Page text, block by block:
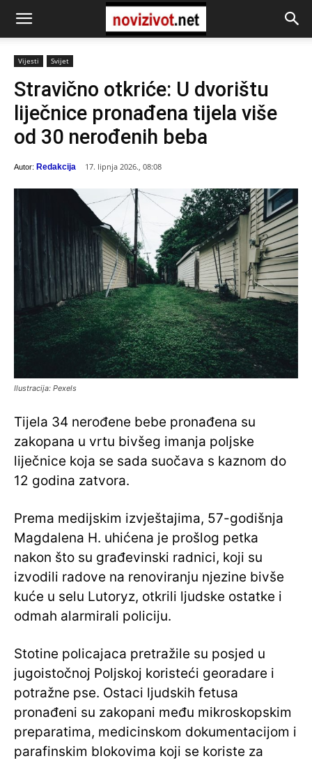
Vijesti Svijet
Stravično otkriće: U dvorištu
liječnice pronađena tijela više
od 30 nerođenih beba
Autor: Redakcija 17. lipnja 2026., 08:08
Ilustracija: Pexels
Tijela 34 nerođene bebe pronađena su
zakopana u vrtu bivšeg imanja poljske
liječnice koja se sada suočava s kaznom do
12 godina zatvora.
Prema medijskim izvještajima, 57-godišnja
Magdalena H. uhićena je prošlog petka
nakon što su građevinski radnici, koji su
izvodili radove na renoviranju njezine bivše
kuće u selu Lutoryz, otkrili ljudske ostatke i
odmah alarmirali policiju.
Stotine policajaca pretražile su posjed u
jugoistočnoj Poljskoj koristeći georadare i
potražne pse. Ostaci ljudskih fetusa
pronađeni su zakopani među mikroskopskim
preparatima, medicinskom dokumentacijom i
parafinskim blokovima koji se koriste za